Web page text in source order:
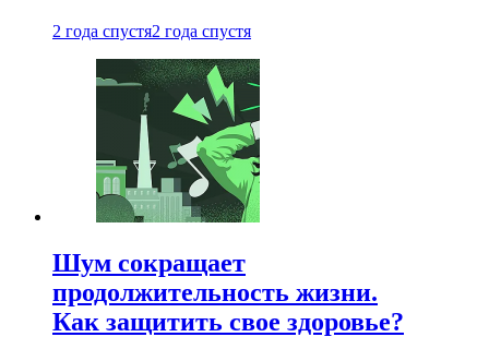
2 года спустя2 года спустя
Шум сокращает
продолжительность жизни.
Как защитить свое здоровье?